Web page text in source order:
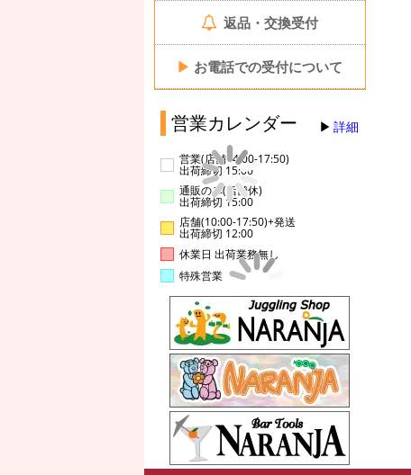
返品・交換受付
▶ お電話での受付について
営業カレンダー 詳細
営業(店舗14:00-17:50)
出荷締切 15:00
通販のみ(店舗休)
出荷締切 15:00
店舗(10:00-17:50)+発送
出荷締切 12:00
休業日 出荷業務無し
特殊営業